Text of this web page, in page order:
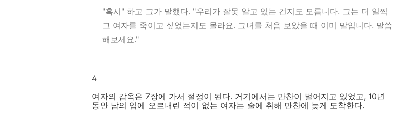
"혹시" 하고 그가 말했다. "우리가 잘못 알고 있는 건지도 모릅니다. 그는 더 일찍
그 여자를 죽이고 싶었는지도 몰라요. 그녀를 처음 보았을 때 이미 말입니다. 말씀
해보세요."
4
여자의 감옥은 7장에 가서 절정이 된다. 거기에서는 만찬이 벌어지고 있었고, 10년
동안 남의 입에 오르내린 적이 없는 여자는 술에 취해 만찬에 늦게 도착한다.